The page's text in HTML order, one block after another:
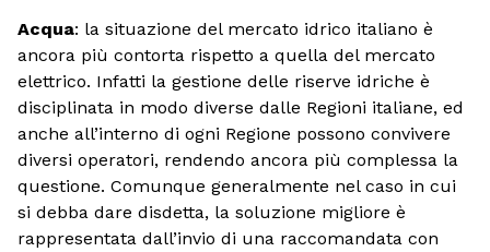
Acqua: la situazione del mercato idrico italiano è
ancora più contorta rispetto a quella del mercato
elettrico. Infatti la gestione delle riserve idriche è
disciplinata in modo diverse dalle Regioni italiane, ed
anche all’interno di ogni Regione possono convivere
diversi operatori, rendendo ancora più complessa la
questione. Comunque generalmente nel caso in cui
si debba dare disdetta, la soluzione migliore è
rappresentata dall’invio di una raccomandata con